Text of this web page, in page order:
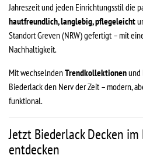
Jahreszeit und jeden Einrichtungsstil die
hautfreundlich, langlebig, pflegeleicht
Standort Greven (NRW) gefertigt – mit
Nachhaltigkeit.
Mit wechselndenTrendkollektionenund
Biederlack den Nerv der Zeit – modern,
funktional.
Jetzt Biederlack Decken
entdecken